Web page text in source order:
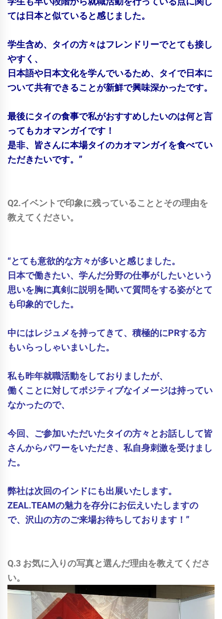
ては日本と似ていると感じました。
学生含め、タイの方々はフレンドリーでとても接し
やすく、
日本語や日本文化を学んでいるため、タイで日本に
ついて共有できることが新鮮で興味深かったです。
最後にタイの食事で私がおすすめしたいのは何と言
ってもカオマンガイです！
是非、皆さんに本場タイのカオマンガイを食べてい
ただきたいです。”
Q2.イベントで印象に残っていることとその理由を
教えてください。
“とても意欲的な方々が多いと感じました。
日本で働きたい、学んだ分野の仕事がしたいという
思いを胸に真剣に説明を聞いて質問をする姿がとて
も印象的でした。
中にはレジュメを持ってきて、積極的にPRする方
もいらっしゃいまいした。
私も昨年就職活動をしておりましたが、
働くことに対してポジティブなイメージは持ってい
なかったので、
今回、ご参加いただいたタイの方々とお話しして皆
さんからパワーをいただき、 私自身刺激を受けまし
た。
弊社は次回のインドにも出展いたします。
ZEAL.TEAMの魅力を存分にお伝えいたしますの
で、沢山の方のご来場お待ちしております！”
Q.3 お気に入りの写真と選んだ理由を教えてくださ
い。